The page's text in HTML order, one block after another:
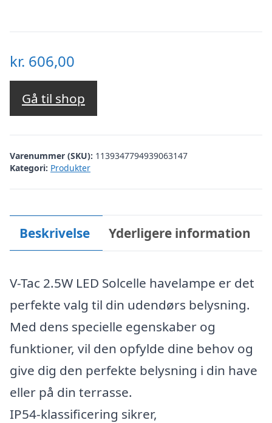
kr. 606,00
Gå til shop
Varenummer (SKU): 1139347794939063147
Kategori: Produkter
Beskrivelse Yderligere information
V-Tac 2.5W LED Solcelle havelampe er det
perfekte valg til din udendørs belysning.
Med dens specielle egenskaber og
funktioner, vil den opfylde dine behov og
give dig den perfekte belysning i din have
eller på din terrasse.
IP54-klassificering sikrer,